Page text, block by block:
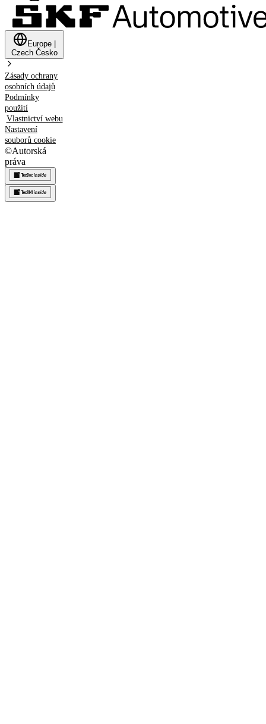
Europe
Czech Česko
Zásady ochrany
osobních údajů
Podmínky
použití
Vlastnictví webu
Nastavení
souborů cookie
©Autorská
práva